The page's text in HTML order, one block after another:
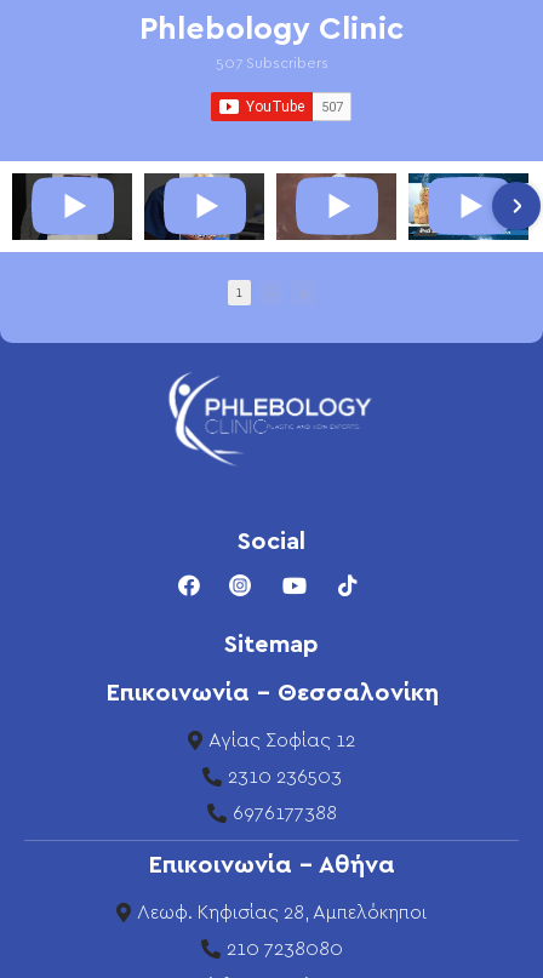
Phlebology Clinic
507 Subscribers
1 2
Social
Sitemap
Επικοινωνία - Θεσσαλονίκη
Αγίας Σοφίας 12
2310 236503
6976177388
Επικοινωνία - Αθήνα
Λεωφ. Κηφισίας 28, Αμπελόκηποι
210 7238080